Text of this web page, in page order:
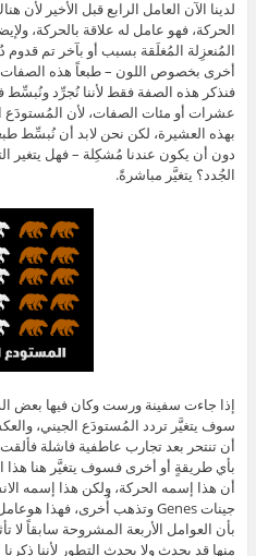
لدينا الآن العامل الرابع قبل الأخير
الحركة، فهو عامل له علاقة بالحركة،
المُنعزِلة المُغلَقة بسبب أو بآخر تم
أخرى بخصوص اللون – طبعاً هذه
فنذكر هذه الصفة فقط لأننا نُجرِّد
عشرات أو مئات الصفات، لأن المُستودَع
بهذه العشيرة، لكن نحن لابد أن نُبسِّط
دون أن يكون عندنا مُشكِلة – فهل يتغير
الجُدد؟ يتغيَّر مباشرةً.
إذا جاءت سفينة ورست وكان فيها بعض
سوف يتغيَّر تردد المُستودَع الجيني،
أن تنتحر بعد تجارب عاطفية فاشلة
بأي طريقةٍ أو أخرى فسوف يتغيَّر هنا هذا
بأن العوامل الأربعة المشروحة سابقاً لا
منها قد يحدث ولا يحدث التطور لأننا